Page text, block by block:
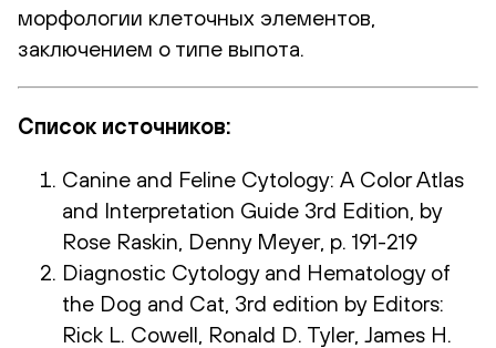
морфологии клеточных элементов,
заключением о типе выпота.
Список источников:
Canine and Feline Cytology: A Color Atlas
and Interpretation Guide 3rd Edition, by
Rose Raskin, Denny Meyer, p. 191-219
Diagnostic Cytology and Hematology of
the Dog and Cat, 3rd edition by Editors:
Rick L. Cowell, Ronald D. Tyler, James H.